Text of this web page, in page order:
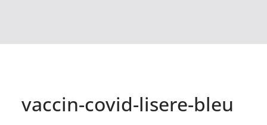
vaccin-covid-lisere-bleu